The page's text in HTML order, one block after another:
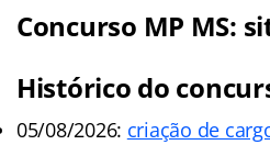
Concurso MP MS:
Histórico do
05/08/2026: criação de